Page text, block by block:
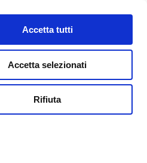
Accetta tutti
Accetta selezionati
Rifiuta